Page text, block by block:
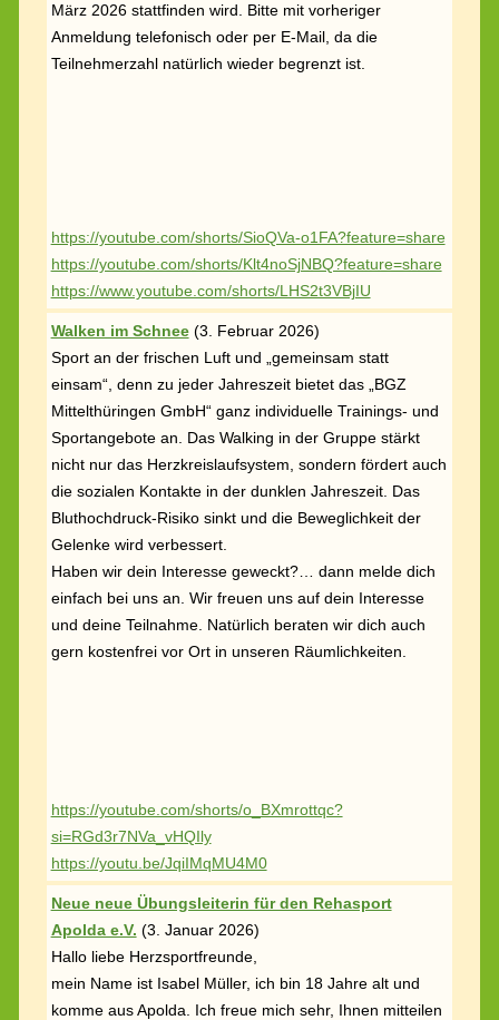
März 2026 stattfinden wird. Bitte mit vorheriger
Anmeldung telefonisch oder per E-Mail, da die
Teilnehmerzahl natürlich wieder begrenzt ist.
https://youtube.com/shorts/SioQVa-o1FA?feature=share
https://youtube.com/shorts/Klt4noSjNBQ?feature=share
https://www.youtube.com/shorts/LHS2t3VBjIU
Walken im Schnee(3. Februar 2026)
Sport an der frischen Luft und „gemeinsam statt
einsam“, denn zu jeder Jahreszeit bietet das „BGZ
Mittelthüringen GmbH“ ganz individuelle Trainings- und
Sportangebote an. Das Walking in der Gruppe stärkt
nicht nur das Herzkreislaufsystem, sondern fördert auch
die sozialen Kontakte in der dunklen Jahreszeit. Das
Bluthochdruck-Risiko sinkt und die Beweglichkeit der
Gelenke wird verbessert.
Haben wir dein Interesse geweckt?… dann melde dich
einfach bei uns an. Wir freuen uns auf dein Interesse
und deine Teilnahme. Natürlich beraten wir dich auch
gern kostenfrei vor Ort in unseren Räumlichkeiten.
https://youtube.com/shorts/o_BXmrottqc?
si=RGd3r7NVa_vHQIly
https://youtu.be/JqiIMqMU4M0
Neue neue Übungsleiterin für den Rehasport
Apolda e.V. (3. Januar 2026)
Hallo liebe Herzsportfreunde,
mein Name ist Isabel Müller, ich bin 18 Jahre alt und
komme aus Apolda. Ich freue mich sehr, Ihnen mitteilen